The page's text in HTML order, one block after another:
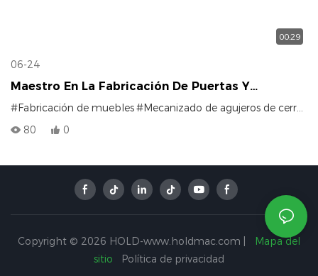
00:29
06-24
Maestro En La Fabricación De Puertas Y
Armarios De Pared | Mecanizado De Orificios
#Fabricación de muebles#Mecanizado de agujeros de cerradura
80
0
Copyright © 2026 HOLD-www.holdmac.com |
Mapa del
sitio
Política de privacidad